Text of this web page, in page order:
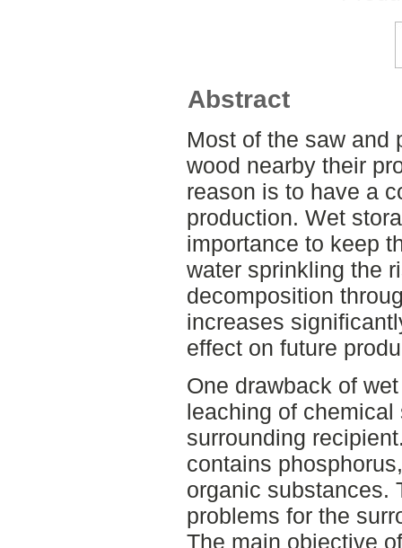
Abstract
Most of the saw and
wood nearby their
reason is to have a
production. Wet
importance to keep
water sprinkling the
decomposition
increases
effect on future
One drawback of
leaching of
surrounding
contains
organic substances.
problems for the
The main objective